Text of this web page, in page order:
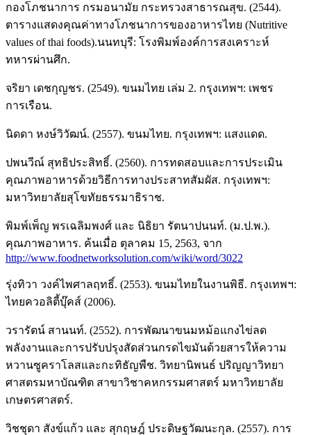
กองโภชนาการ กรมอนามัย กระทรวงสาธารณสุข. (2544).
ตารางแสดงคุณค่าทางโภชนาการของอาหารไทย (Nutritive
values of thai foods).นนทบุรี: โรงพิมพ์องค์การสงเคราะห์
ทหารผ่านศึก.
จริยา เดชกุญชร. (2549). ขนมไทย เล่ม 2. กรุงเทพฯ: เพชร
การเรือน.
นิดดา หงษ์วิวัฒน์. (2557). ขนมไทย. กรุงเทพฯ: แสงแดด.
ปพนวีณ์ สุทธิประสิทธิ์. (2560). การทดสอบและการประเมิน
คุณภาพอาหารด้วยวิธีการทางประสาทสัมผัส. กรุงเทพฯ:
มหาวิทยาลัยสุโขทัยธรรมาธิราช.
พิมพ์เพ็ญ พรเฉลิมพงศ์ และ นิธิยา รัตนาปนนท์. (ม.ป.พ.).
คุณภาพอาหาร. ค้นเมื่อ ตุลาคม 15, 2563, จาก
http://www.foodnetworksolution.com/wiki/word/3022
รุ่งทิวา วงค์ไพศาลฤทธิ์. (2553). ขนมไทยในงานพิธี. กรุงเทพฯ:
ไทยควอลิตี้บุ๊คส์ (2006).
วรารัตน์ สานนท์. (2552). การพัฒนาขนมหม้อแกงไข่ลด
พลังงานและการปรับปรุงสัดส่วนกรดไขมันด้วยสารให้ความ
หวานซูคราโลสและกะทิธัญพืช. วิทยานิพนธ์ ปริญญาวิทยา
ศาสตรมหาบัณฑิต สาขาวิชาคหกรรมศาสตร์ มหาวิทยาลัย
เกษตรศาสตร์.
วิชชุดา สังข์แก้ว และ สุกฤษฎ์ ประดิษฐวัฒนะกุล. (2557). การ